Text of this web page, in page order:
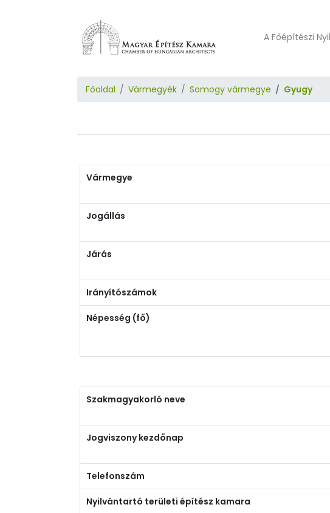
A Főépítészi
Főoldal Vármegyék Somogy vármegye Gyugy
Vármegye
Jogállás
Járás
Irányítószámok
Népesség (fő)
Szakmagyakorló neve
Jogviszony kezdőnap
Telefonszám
Nyilvántartó területi építész kamara